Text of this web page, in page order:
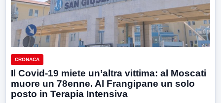
CRONACA
Il Covid-19 miete un’altra vittima: al Moscati
muore un 78enne. Al Frangipane un solo
posto in Terapia Intensiva